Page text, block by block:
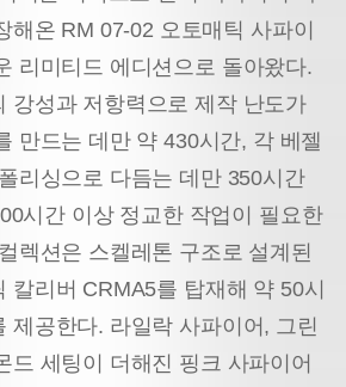
해온 RM 07-02 오토매틱 사파이
리미티드 에디션으로 돌아왔다.
강성과 저항력으로 제작 난도가
만드는 데만 약 430시간, 각 베젤
리싱으로 다듬는 데만 350시간
시간 이상 정교한 작업이 필요한
렉션은 스켈레톤 구조로 설계된
칼리버 CRMA5를 탑재해 약 50시
제공한다. 라일락 사파이어, 그린
드 세팅이 더해진 핑크 사파이어